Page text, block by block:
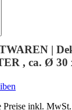
|
, ca. Ø 30
inkl.